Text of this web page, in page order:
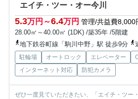
エイチ・ツー・オー今川
5.3万円～6.4万円 管理/共益費8,000
28.00㎡～40.00㎡ (1DK) /築35年 /5階建
地下鉄谷町線「駒川中野」駅 徒歩9分
駐輪場 オートロック エレベーター
インターネット対応
防犯カメラ
ぜひ一度見ていただきたい、「エイチ・ツー